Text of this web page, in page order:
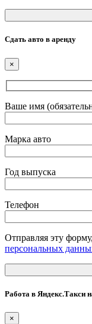
Сдать авто в аренду
×
Ваше имя
Марка авто
Год выпуска
Телефон
Отправляя эту
персональных
Работа в Яндекс.Такси
×